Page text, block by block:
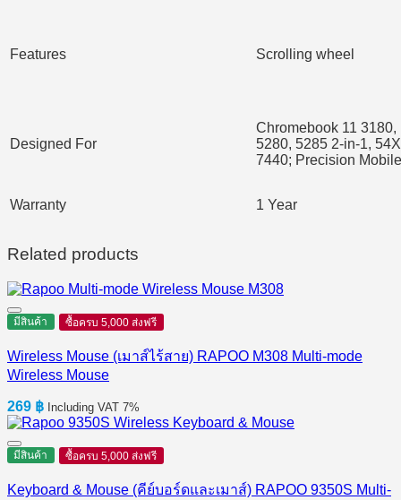
Features Scrolling wheel
Designed For
Chromebook 11
5280, 5285 2-in-1,
7440; Precision
Warranty 1 Year
Related products
มีสินค้า ซื้อครบ 5,000 ส่งฟรี
Wireless Mouse (เมาส์ไร้สาย) RAPOO M308 Multi-mode
Wireless Mouse
269 ฿ Including VAT 7%
มีสินค้า ซื้อครบ 5,000 ส่งฟรี
Keyboard & Mouse (คีย์บอร์ดและเมาส์) RAPOO 9350S Multi-